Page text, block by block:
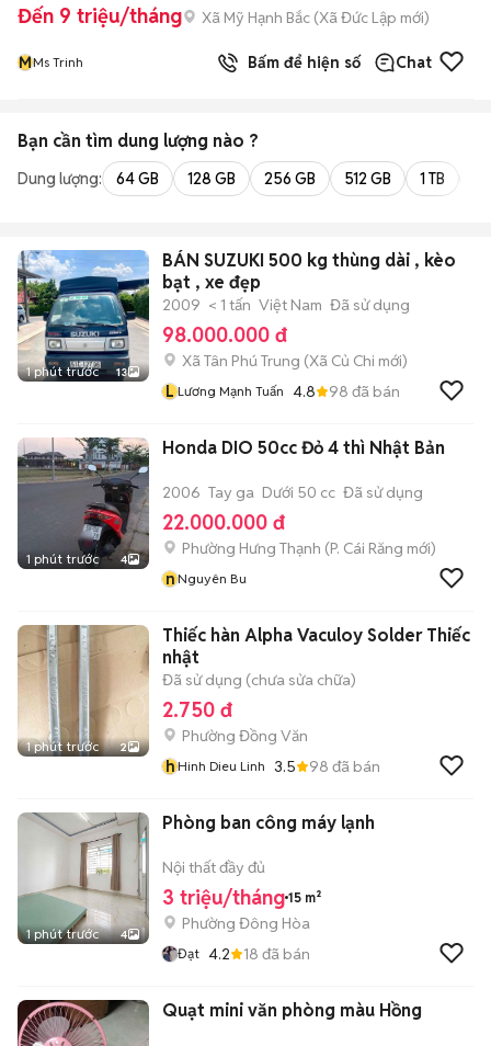
Đến 9 triệu/tháng Xã Mỹ Hạnh Bắc (Xã Đức Lập mới)
MMs Trinh Bấm để hiện số Chat
Bạn cần tìm dung lượng nào ?
Dung lượng: 64 GB 128 GB 256 GB 512 GB 1 TB
1 phút trước 13
BÁN SUZUKI 500 kg thùng dài , kèo
bạt , xe đẹp
2009 < 1 tấn Việt Nam Đã sử dụng
98.000.000 đ
Xã Tân Phú Trung (Xã Củ Chi mới)
L Lương Mạnh Tuấn 4.8 98 đã bán
1 phút trước 4
Honda DIO 50cc Đỏ 4 thì Nhật Bản
2006 Tay ga Dưới 50 cc Đã sử dụng
22.000.000 đ
Phường Hưng Thạnh (P. Cái Răng mới)
nNguyên Bu
1 phút trước 2
Thiếc hàn Alpha Vaculoy Solder Thiếc
nhật
Đã sử dụng (chưa sửa chữa)
2.750 đ
Phường Đồng Văn
hHinh Dieu Linh 3.5 98 đã bán
1 phút trước 4
Phòng ban công máy lạnh
Nội thất đầy đủ
3 triệu/tháng 15 m²
Phường Đông Hòa
Đạt 4.2 18 đã bán
Quạt mini văn phòng màu Hồng